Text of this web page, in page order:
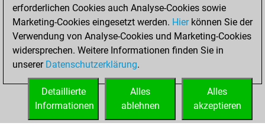
your Fritz account
Fritz
You
played 1 blitz games
Play
You
blitz
erforderlichen Cookies auch Analyse-Cookies sowie
Marketing-Cookies eingesetzt werden. Hierkönnen Sie der
Verwendung von Analyse-Cookies und Marketing-Cookies
widersprechen. Weitere Informationen finden Sie in
unserer Datenschutzerklärung.
Alles
akzeptieren
Alles
ablehnen
Detaillierte
Informationen